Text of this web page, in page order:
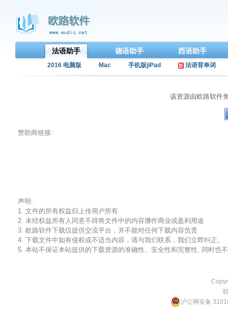
法语助手 德语助手 西语助手
2016 电脑版 Mac 手机版|iPad 法语背单词
该资源由欧路软件
赞助商链接:
声明:
1. 文件的所有权益归上传用户所有
2. 未经权益所有人同意不得将文件中的内容挪作商业或盈利用途
3. 欧路软件下载仅提供交流平台，并不能对任何下载内容负责
4. 下载文件中如有侵权或不适当内容，请与我们联系，我们立即纠正。
5. 本站不保证本站提供的下载资源的准确性、安全性和完整性, 同时也
沪公网安备